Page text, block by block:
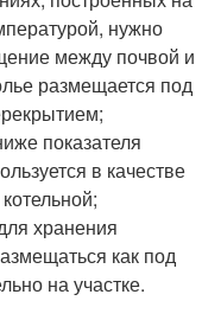
нужно
между почвой и
размещается под
показателя
в качестве
хранения
как под
на участке.